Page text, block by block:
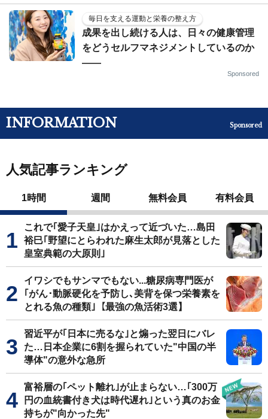
毎日を支える運動と栄養の整え方
成果を出し続ける人は、日々の健康管理
をどうセルフマネジメントしているのか
——
Sponsored
INFORMATION Sponsored
人気記事ランキング
1時間 週間 無料会員 有料会員
これで｢愛子天皇｣はかえって近づいた…島田
裕巳｢野望にとらわれた麻生太郎が見落とした
皇室典範の大原則｣
イワシでもサンマでもない...糖尿病専門医が
｢がん･動脈硬化を予防し､美背を保つ栄養素を
とれる魚の種類｣【最強の魚活術3選】
習近平が｢日本に売るな｣と煽った翌日にバレ
た…日本企業に6割を握られていた"中国の半
導体"の意外な急所
富裕層の｢ペット離れ｣が止まらない…｢300万
円の血統書付き犬は時代遅れ｣という真のお金
持ちが"向かった先"